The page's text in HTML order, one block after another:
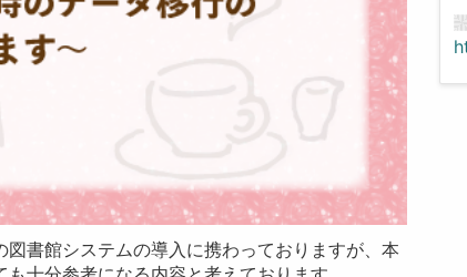
書館システムの導入に携わっておりますが、本